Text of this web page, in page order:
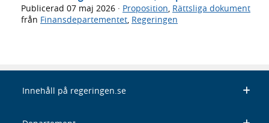
Publicerad 07 maj 2026 · Proposition, Rättsliga dokument
från Finansdepartementet, Regeringen
Innehåll på regeringen.se